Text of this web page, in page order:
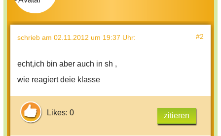
schrieb am 02.11.2012 um 19:37 Uhr: #2
echt,ich bin aber auch in sh ,
wie reagiert deie klasse
Likes: 0 zitieren